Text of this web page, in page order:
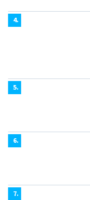
4.
5.
6.
7.